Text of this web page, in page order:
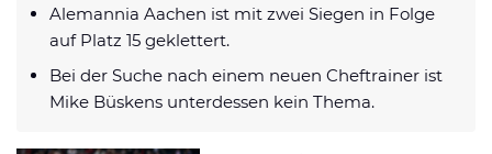
Glücksspiel-Regulierung in Deutschland
Datenschutzerklärung
Shop News
Alemannia Aachen ist mit zwei Siegen in Folge
auf Platz 15 geklettert.
Bei der Suche nach einem neuen Cheftrainer ist
Mike Büskens unterdessen kein Thema.